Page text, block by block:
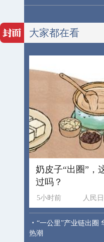
大家都在看
奶皮子“出圈”，
过吗？
5小时前 人民
· “一公里”产业链出圈
热潮